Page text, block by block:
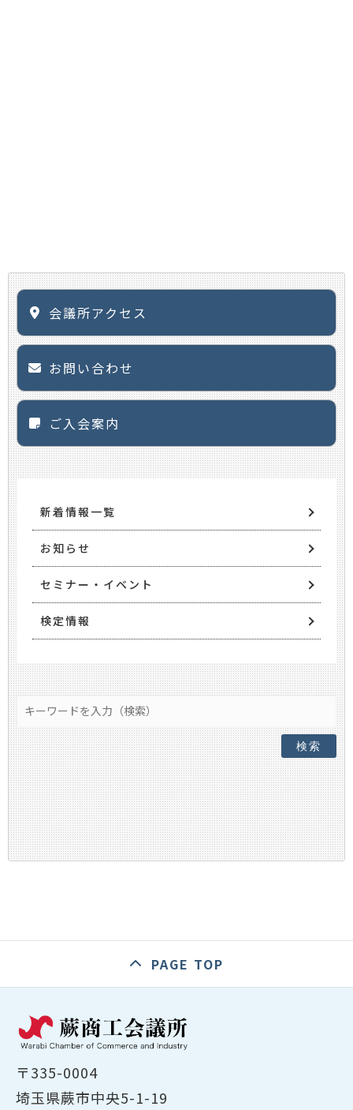
会議所アクセス
お問い合わせ
ご入会案内
新着情報一覧
お知らせ
セミナー・イベント
検定情報
検索
PAGE TOP
〒335-0004
埼玉県蕨市中央5-1-19